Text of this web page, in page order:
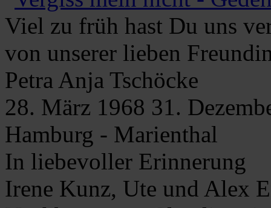
Viel zu früh hast Du uns
von unserer lieben
Petra Anja Tschöcke
28. März 1968 31.
Hamburg - Marienthal
In liebevoller Erinnerung
Irene Kunz, Ute und Alex